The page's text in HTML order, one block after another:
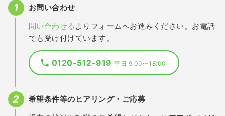
お問い合わせ
問い合わせる よりフォームへお進みください。お電話
でも受け付けています。
0120-512-919平日 9:00〜18:00
希望条件等のヒアリング・ご応募